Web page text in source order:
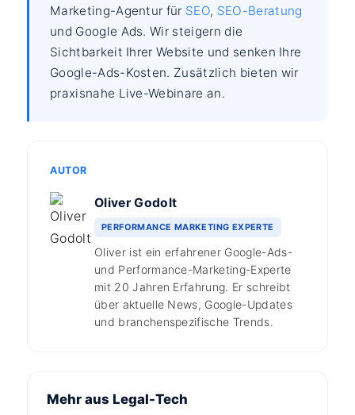
Marketing-Agentur für SEO, SEO-Beratung
und Google Ads. Wir steigern die
Sichtbarkeit Ihrer Website und senken Ihre
Google-Ads-Kosten. Zusätzlich bieten wir
praxisnahe Live-Webinare an.
AUTOR
Oliver Godolt
PERFORMANCE MARKETING EXPERTE
Oliver ist ein erfahrener Google-Ads-
und Performance-Marketing-Experte
mit 20 Jahren Erfahrung. Er schreibt
über aktuelle News, Google-Updates
und branchenspezifische Trends.
Mehr aus Legal-Tech